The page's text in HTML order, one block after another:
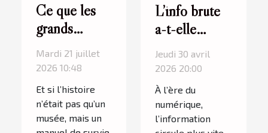
Ce que les
grands
hommes de
l’Histoire
nous
apprennent
encore
Mardi 21 juillet
2026 10:48
Et si l’histoire
n’était pas qu’un
musée, mais un
L’info brute
a-t-elle
encore une
place face à
l’analyse
approfondie ?
Jeudi 30 avril
2026 20:00
À l’ère du
numérique,
l’information